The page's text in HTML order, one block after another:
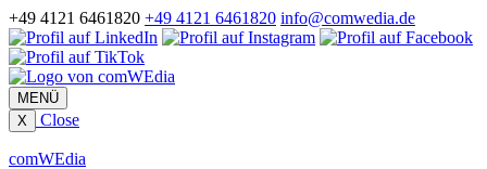
+49 4121 6461820 +49 4121 6461820 info@comwedia.de
MENÜ
X
Close
comWEdia